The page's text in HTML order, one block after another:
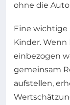
ohne die
Eine wichtige
Kinder.
einbezogen
gemeinsam
aufstellen,